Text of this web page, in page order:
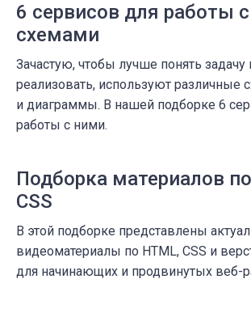
6 сервисов для работы
схемами
Зачастую, чтобы лучше понять задачу
реализовать, используют различные
и диаграммы. В нашей подборке 6
работы с ними.
Подборка материалов
CSS
В этой подборке представлены
видеоматериалы по HTML, CSS и
для начинающих и продвинутых веб-